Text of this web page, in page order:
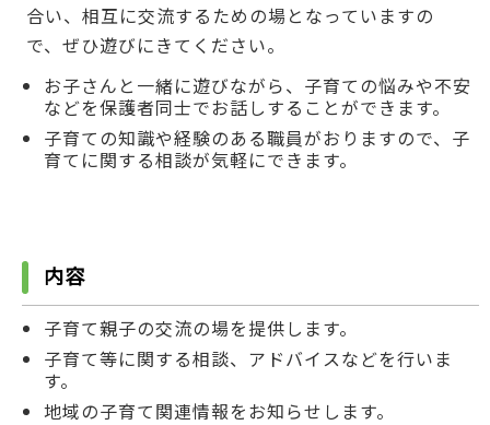
合い、相互に交流するための場となっていますの
で、ぜひ遊びにきてください。
お子さんと一緒に遊びながら、子育ての悩みや不安
などを保護者同士でお話しすることができます。
子育ての知識や経験のある職員がおりますので、子
育てに関する相談が気軽にできます。
内容
子育て親子の交流の場を提供します。
子育て等に関する相談、アドバイスなどを行いま
す。
地域の子育て関連情報をお知らせします。